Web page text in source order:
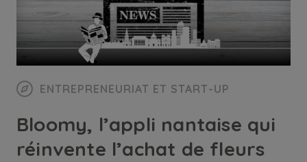
ENTREPRENEURIAT ET START-UP
Bloomy, l’appli nantaise qui
réinvente l’achat de fleurs